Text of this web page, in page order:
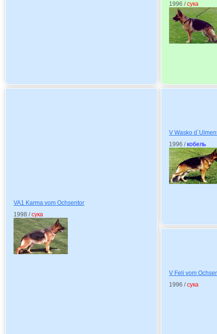
VA1 Karma vom Ochsentor
1998 /сука
1996 /сука
V Wasko
1996 /кобель
V Feli vom
1996 /сука